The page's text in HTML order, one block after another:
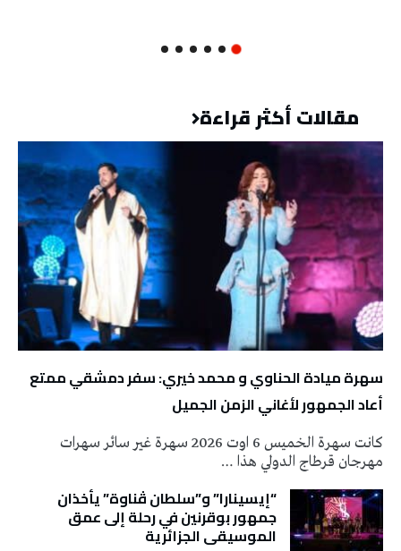
مقالات أكثر قراءة
سهرة ميادة الحناوي و محمد خيري: سفر دمشقي ممتع
أعاد الجمهور لأغاني الزمن الجميل
كانت سهرة الخميس 6 اوت 2026 سهرة غير سائر سهرات
مهرجان قرطاج الدولي هذا …
“إيسينارا” و”سلطان ڤناوة” يأخذان
جمهور بوقرنين في رحلة إلى عمق
الموسيقى الجزائرية